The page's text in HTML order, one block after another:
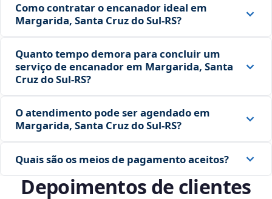
Como contratar o encanador ideal em
Margarida, Santa Cruz do Sul‑RS?
Quanto tempo demora para concluir um
serviço de encanador em Margarida, Santa
Cruz do Sul‑RS?
O atendimento pode ser agendado em
Margarida, Santa Cruz do Sul‑RS?
Quais são os meios de pagamento aceitos?
Depoimentos de clientes